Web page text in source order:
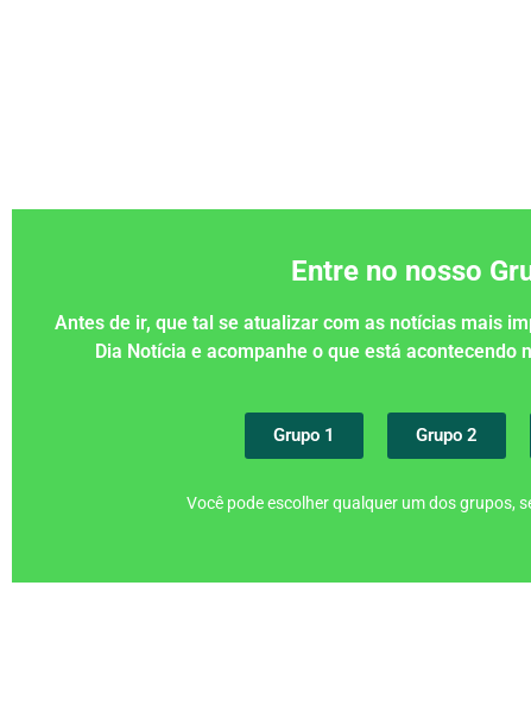
Entre no nosso
Antes de ir, que tal se atualizar com as notícias mais
Dia Notícia e acompanhe o que está
Grupo 1 Grupo 2
Você pode escolher qualquer um dos grupos,